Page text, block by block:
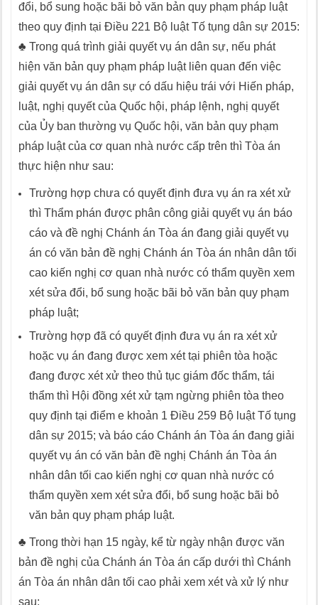
đổi, bổ sung hoặc bãi bỏ văn bản quy phạm pháp luật
theo quy định tại Điều 221 Bộ luật Tố tụng dân sự 2015:
♣ Trong quá trình giải quyết vụ án dân sự, nếu phát
hiện văn bản quy phạm pháp luật liên quan đến việc
giải quyết vụ án dân sự có dấu hiệu trái với Hiến pháp,
luật, nghị quyết của Quốc hội, pháp lệnh, nghị quyết
của Ủy ban thường vụ Quốc hội, văn bản quy phạm
pháp luật của cơ quan nhà nước cấp trên thì Tòa án
thực hiện như sau:
Trường hợp chưa có quyết định đưa vụ án ra xét xử
thì Thẩm phán được phân công giải quyết vụ án báo
cáo và đề nghị Chánh án Tòa án đang giải quyết vụ
án có văn bản đề nghị Chánh án Tòa án nhân dân tối
cao kiến nghị cơ quan nhà nước có thẩm quyền xem
xét sửa đổi, bổ sung hoặc bãi bỏ văn bản quy phạm
pháp luật;
Trường hợp đã có quyết định đưa vụ án ra xét xử
hoặc vụ án đang được xem xét tại phiên tòa hoặc
đang được xét xử theo thủ tục giám đốc thẩm, tái
thẩm thì Hội đồng xét xử tạm ngừng phiên tòa theo
quy định tại điểm e khoản 1 Điều 259 Bộ luật Tố tụng
dân sự 2015; và báo cáo Chánh án Tòa án đang giải
quyết vụ án có văn bản đề nghị Chánh án Tòa án
nhân dân tối cao kiến nghị cơ quan nhà nước có
thẩm quyền xem xét sửa đổi, bổ sung hoặc bãi bỏ
văn bản quy phạm pháp luật.
♣ Trong thời hạn 15 ngày, kể từ ngày nhận được văn
bản đề nghị của Chánh án Tòa án cấp dưới thì Chánh
án Tòa án nhân dân tối cao phải xem xét và xử lý như
sau: